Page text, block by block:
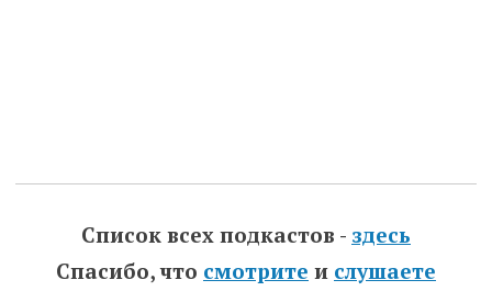
Список всех подкастов - здесь
Спасибо, что смотрите и слушаете